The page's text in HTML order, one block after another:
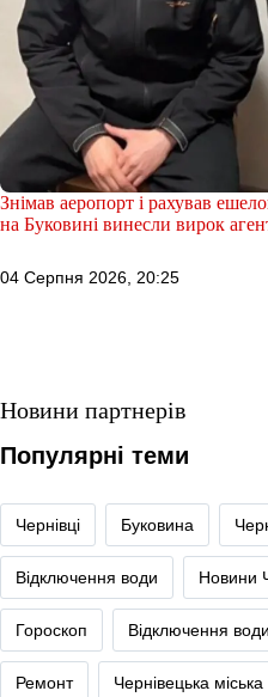
Знімав аеропорт і рахував
на Буковині винесли вирок
04 Серпня 2026, 20:25
Новини партнерів
Популярні теми
Чернівці Буковина
Відключення води Новини
Гороскоп Відключення
Ремонт Чернівецька